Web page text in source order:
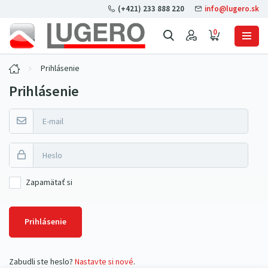
0
(+421) 233 888 220 info@lugero.sk
Prihlásenie
Prihlásenie
Zapamätať si
Prihlásenie
Zabudli ste heslo? Nastavte si nové.